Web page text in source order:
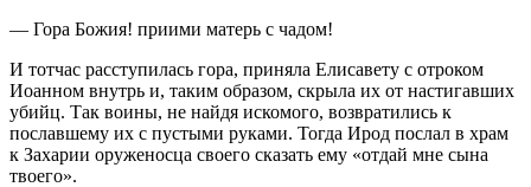
— Гора Божия! приими матерь с чадом!
И тотчас расступилась гора, приняла Елисавету с отроком
Иоанном внутрь и, таким образом, скрыла их от настигавших
убийц. Так воины, не найдя искомого, возвратились к
пославшему их с пустыми руками. Тогда Ирод послал в храм
к Захарии оруженосца своего сказать ему «отдай мне сына
твоего».